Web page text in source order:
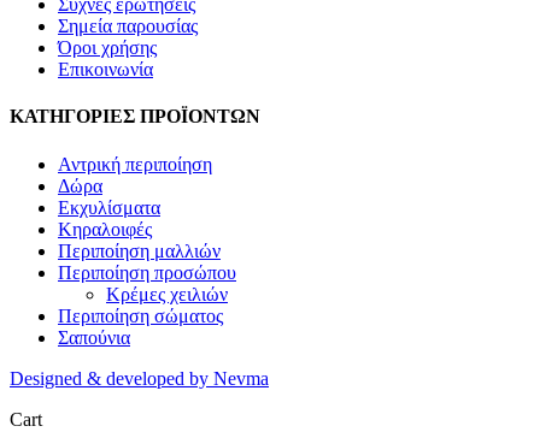
Συχνές ερωτήσεις
Σημεία παρουσίας
Όροι χρήσης
Επικοινωνία
ΚΑΤΗΓΟΡΙΕΣ ΠΡΟΪΟΝΤΩΝ
Αντρική περιποίηση
Δώρα
Εκχυλίσματα
Κηραλοιφές
Περιποίηση μαλλιών
Περιποίηση προσώπου
Κρέμες χειλιών
Περιποίηση σώματος
Σαπούνια
Designed & developed by Nevma
Cart